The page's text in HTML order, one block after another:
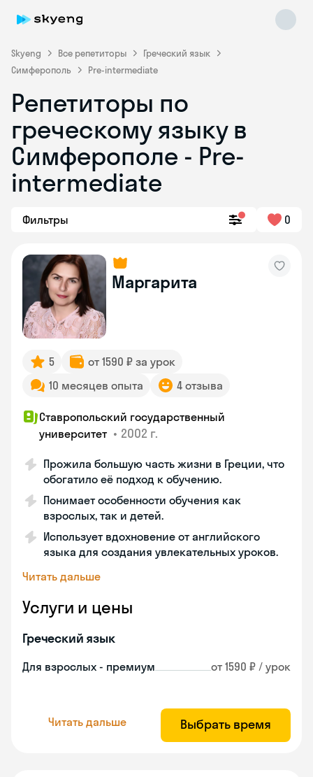
Skyeng Все репетиторы
Греческий язык
Симферополь
Pre-intermediate
Репетиторы по
греческому языку в
Симферополе - Pre-
intermediate
Фильтры 0
Маргарита
5
от 1590 ₽ за урок
10 месяцев опыта
4 отзыва
Ставропольский государственный
университет • 2002 г.
Прожила большую часть жизни в Греции, что
обогатило её подход к обучению.
Понимает особенности обучения как
взрослых, так и детей.
Использует вдохновение от английского
языка для создания увлекательных уроков.
Читать дальше
Услуги и цены
Греческий язык
Для взрослых - премиум от 1590 ₽ / урок
Читать дальше Выбрать время
Skyeng Chat
online